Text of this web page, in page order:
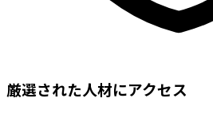
厳選された人材にアクセス